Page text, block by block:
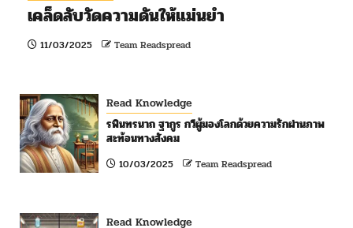
เคล็ดลับวัดความดันให้แม่นยำ
11/03/2025 Team Readspread
Read Knowledge
รพินทรนาถ ฐากูร กวีผู้มองโลกด้วยความรักผ่านภาพ
สะท้อนทางสังคม
10/03/2025 Team Readspread
Read Knowledge